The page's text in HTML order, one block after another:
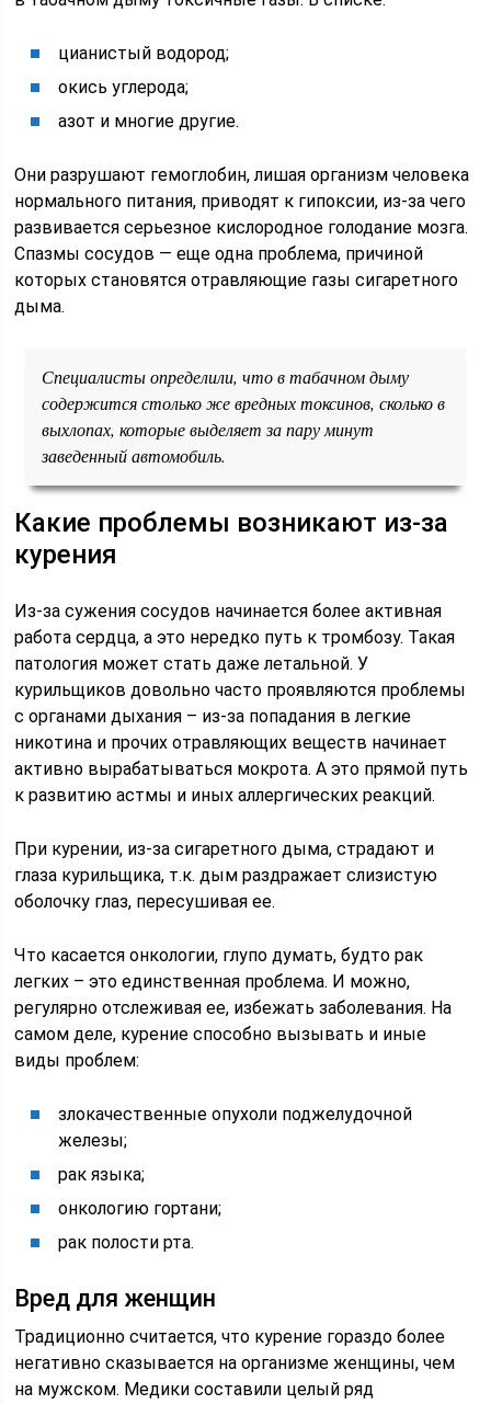
цианистый водород;
окись углерода;
азот и многие другие.
Они разрушают гемоглобин, лишая организм человека
нормального питания, приводят к гипоксии, из-за чего
развивается серьезное кислородное голодание мозга.
Спазмы сосудов — еще одна проблема, причиной
которых становятся отравляющие газы сигаретного
дыма.
Специалисты определили, что в табачном дыму
содержится столько же вредных токсинов, сколько в
выхлопах, которые выделяет за пару минут
заведенный автомобиль.
Какие проблемы возникают из-за
курения
Из-за сужения сосудов начинается более активная
работа сердца, а это нередко путь к тромбозу. Такая
патология может стать даже летальной. У
курильщиков довольно часто проявляются проблемы
с органами дыхания – из-за попадания в легкие
никотина и прочих отравляющих веществ начинает
активно вырабатываться мокрота. А это прямой путь
к развитию астмы и иных аллергических реакций.
При курении, из-за сигаретного дыма, страдают и
глаза курильщика, т.к. дым раздражает слизистую
оболочку глаз, пересушивая ее.
Что касается онкологии, глупо думать, будто рак
легких – это единственная проблема. И можно,
регулярно отслеживая ее, избежать заболевания. На
самом деле, курение способно вызывать и иные
виды проблем:
злокачественные опухоли поджелудочной
железы;
рак языка;
онкологию гортани;
рак полости рта.
Вред для женщин
Традиционно считается, что курение гораздо более
негативно сказывается на организме женщины, чем
на мужском. Медики составили целый ряд